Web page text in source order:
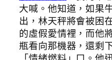
大喊。他知道，如果
出，林天秤將會被困
的虛假愛情裡，而他
瓶看向那機器，還剩